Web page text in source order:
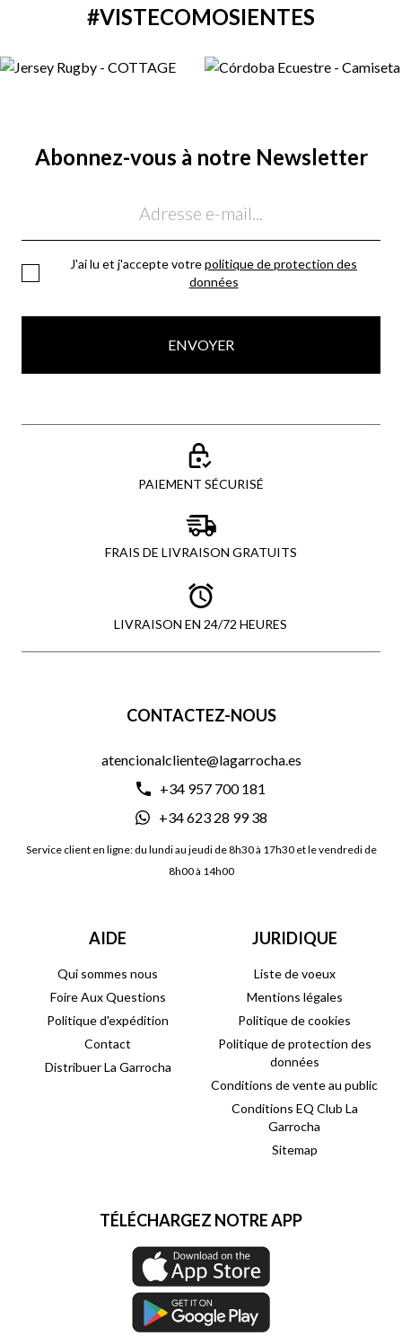
#VISTECOMOSIENTES
Abonnez-vous à notre Newsletter
J'ai lu et j'accepte votrepolitique de protection des
données
ENVOYER
PAIEMENT SÉCURISÉ
FRAIS DE LIVRAISON GRATUITS
LIVRAISON EN 24/72 HEURES
CONTACTEZ-NOUS
atencionalcliente@lagarrocha.es
+34 957 700 181
+34 623 28 99 38
Service client en ligne: du lundi au jeudi de 8h30 à 17h30 et le vendredi de
8h00 à 14h00
AIDE
Qui sommes nous
Foire Aux Questions
Politique d'expédition
Contact
Distribuer La Garrocha
JURIDIQUE
Liste de voeux
Mentions légales
Politique de cookies
Politique de protection des
données
Conditions de vente au public
Conditions EQ Club La
Garrocha
Sitemap
TÉLÉCHARGEZ NOTRE APP